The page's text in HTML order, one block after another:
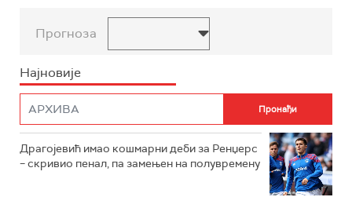
Прогноза
Најновије
Драгојевић имао кошмарни деби за Ренџерс
– скривио пенал, па замењен на полувремену